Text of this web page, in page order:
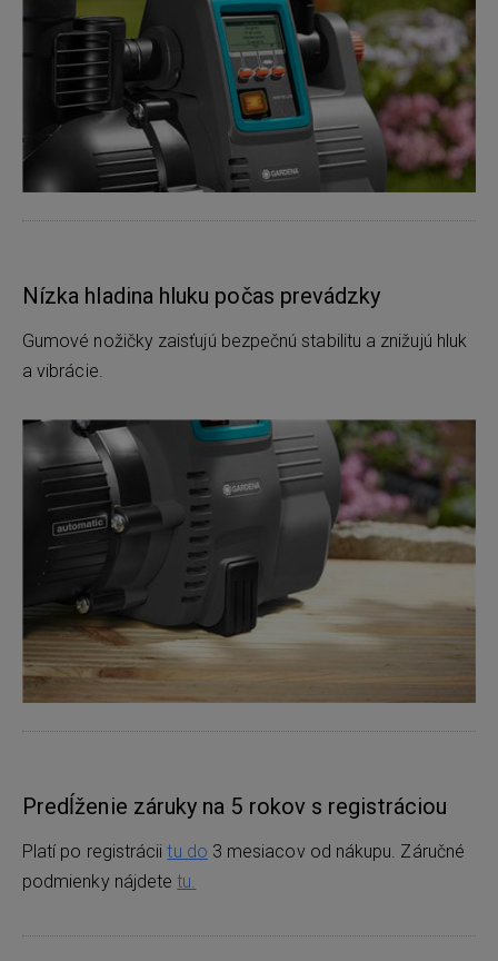
Nízka hladina hluku počas prevádzky
Gumové nožičky zaisťujú bezpečnú stabilitu a znižujú hluk
a vibrácie.
Predĺženie záruky na 5 rokov s registráciou
Platí po registráciitu do 3 mesiacov od nákupu. Záručné
podmienky nájdetetu.